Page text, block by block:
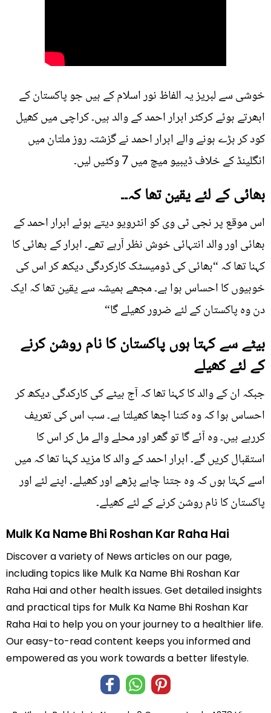
خوشی سے لبریز یہ الفاظ نور اسلام کے ہیں جو پاکستان کے
ابھرتے ہوئے کرکٹر ابرار احمد کے والد ہیں۔ کراچی میں کھیل
کود کر بڑے ہونے والے ابرار احمد نے گزشتہ روز ملتان میں
انگلینڈ کے خلاف ڈیبیو میچ میں 7 وکٹیں لیں۔
بھائی کے لئے یقین تھا کہ۔۔
اس موقع پر نجی ٹی وی کو انٹرویو دیتے ہوئے ابرار احمد کے
بھائی اور والد انتہائی خوش نظر آرہے تھے۔ ابرار کے بھائی کا
کہنا تھا کہ “بھائی کی ڈومیسٹک کارکردگی دیکھ کر اس کی
خوبیوں کا احساس ہوا ہے۔ مجھے ہمیشہ سے یقین تھا کہ ایک
دن وہ پاکستان کے لئے ضرور کھیلے گا“
بیٹے سے کہتا ہوں پاکستان کا نام روشن کرنے
کے لئے کھیلے
جبکہ ان کے والد کا کہنا تھا کہ آج بیٹے کی کارکدگی دیکھ کر
احساس ہوا کہ وہ کتنا اچھا کھیلتا ہے۔ سب اس کی تعریف
کررہے ہیں۔ وہ آئے گا تو گھر اور محلے والے مل کر اس کا
استقبال کریں گے۔ ابرار احمد کے والد کا مزید کہنا تھا کہ میں
اسے کہتا ہوں کہ وہ جتنا چاہے پڑھے اور کھیلے۔ اپنے لئے اور
پاکستان کا نام روشن کرنے کے لئے کھیلے۔
Mulk Ka Name Bhi Roshan Kar Raha Hai
Discover a variety of News articles on our page,
including topics like Mulk Ka Name Bhi Roshan Kar
Raha Hai and other health issues. Get detailed insights
and practical tips for Mulk Ka Name Bhi Roshan Kar
Raha Hai to help you on your journey to a healthier life.
Our easy-to-read content keeps you informed and
empowered as you work towards a better lifestyle.